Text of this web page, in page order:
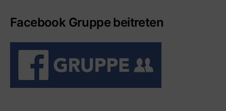
Facebook Gruppe beitreten